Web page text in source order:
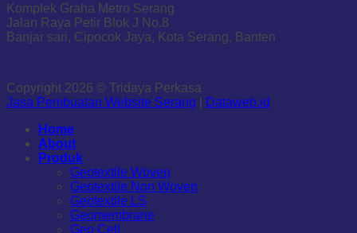
Komplek Graha Metro Serang
Jalan Raya Petir Blok J No.8
Banjar sari, Cipocok Jaya, Kota Serang, Banten
Copyright 2026 © Tridaya Perkasa
Jasa Pembuatan Website Serang
Dataweb.id
Home
About
Produk
Geotextile Woven
Geotextile Non Woven
Geotextile LS
Geomembrane
Geo Cell